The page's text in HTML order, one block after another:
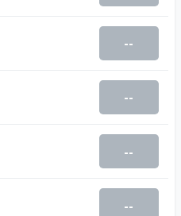
--
--
--
--